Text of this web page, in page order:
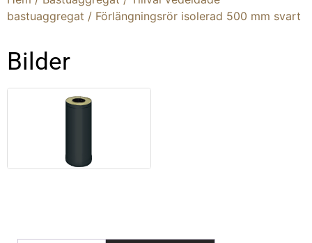
bastuaggregat / Förlängningsrör isolerad 500 mm svart
Bilder